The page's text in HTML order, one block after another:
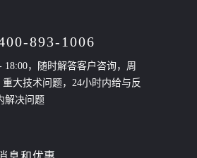
893-1006
18:00，随时解答客户咨询，周
大技术问题，24小时内给与反
解决问题